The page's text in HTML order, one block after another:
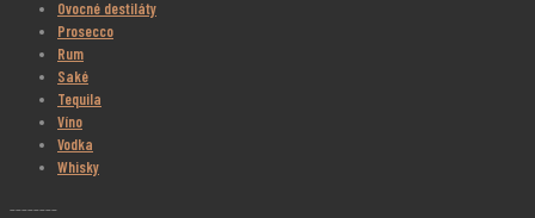
Ovocné destiláty
Prosecco
Rum
Saké
Tequila
Víno
Vodka
Whisky
________